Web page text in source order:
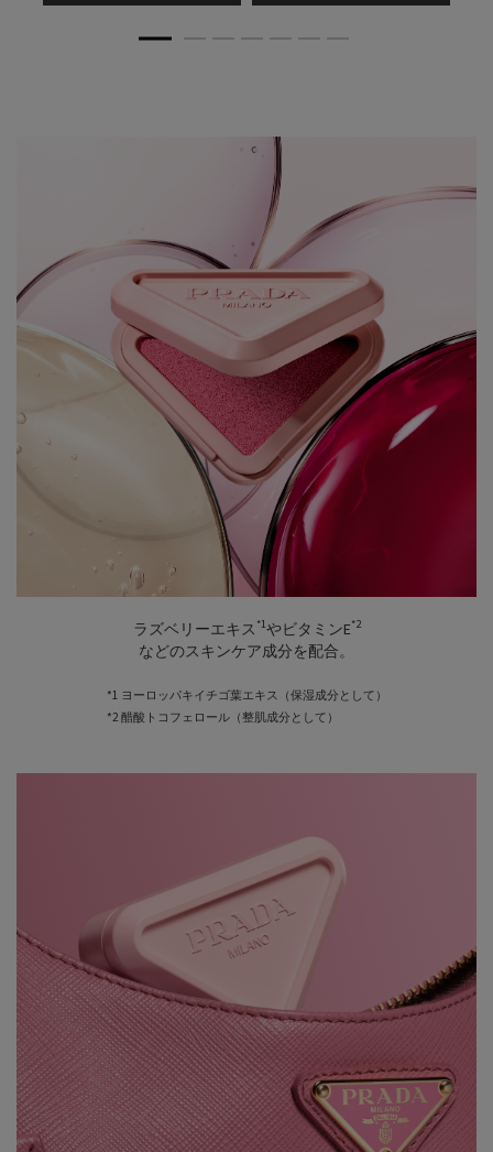
ラズベリーエキス *1やビタミンE*2
などのスキンケア成分を配合。
*1 ヨーロッパキイチゴ葉エキス（保湿成分として）
*2 醋酸トコフェロール（整肌成分として）